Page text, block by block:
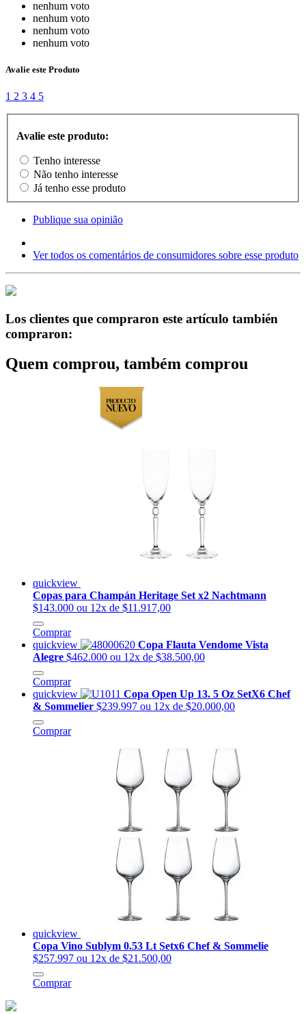
nenhum voto
nenhum voto
nenhum voto
nenhum voto
Avalie este Produto
1 2 3 4 5
Avalie este produto:
Tenho interesse
Não tenho interesse
Já tenho esse produto
Publique sua opinião
Ver todos os comentários de consumidores sobre esse produto
Los clientes que compraron este artículo también
compraron:
Quem comprou, também comprou
quickview
Copas para Champán Heritage Set x2 Nachtmann
$143.000 ou 12x de $11.917,00
Comprar
quickview
Copa Flauta Vendome Vista
Alegre $462.000 ou 12x de $38.500,00
Comprar
quickview
Copa Open Up 13. 5 Oz SetX6 Chef
& Sommelier $239.997 ou 12x de $20.000,00
Comprar
quickview
Copa Vino Sublym 0.53 Lt Setx6 Chef & Sommelie
$257.997 ou 12x de $21.500,00
Comprar